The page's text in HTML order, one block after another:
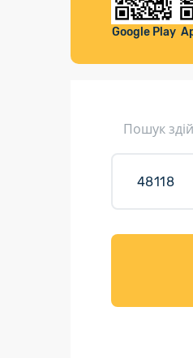
Листи та листівки
Доставка товарів
Google Play
Пошук